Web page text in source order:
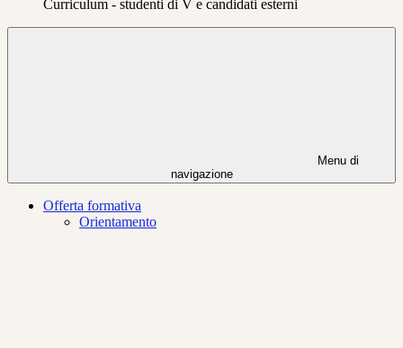
Curriculum - studenti di V e candidati esterni
Menu di
navigazione
Offerta formativa
Orientamento